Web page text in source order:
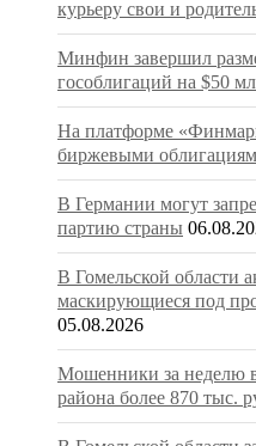
курьеру свои и
Минфин завершил
гособлигаций на $50
На платформе
биржевыми
В Германии могут
партию страны
В Гомельской области
маскирующиеся под
05.08.2026
Мошенники за неделю
района более 870 тыс.